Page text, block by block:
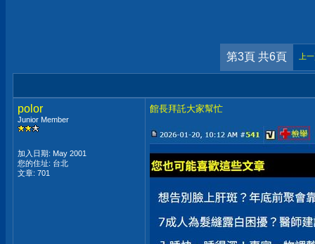
第3頁 共6頁 上
polor
Junior Member
加入日期: May 2001
您的住址: 台北
文章: 701
館長拜託大家幫忙